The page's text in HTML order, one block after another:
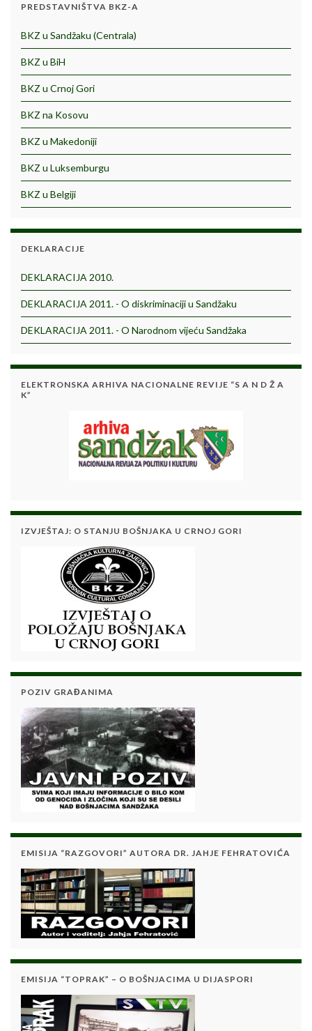
PREDSTAVNIŠTVA BKZ-A
BKZ u Sandžaku (Centrala)
BKZ u BiH
BKZ u Crnoj Gori
BKZ na Kosovu
BKZ u Makedoniji
BKZ u Luksemburgu
BKZ u Belgiji
DEKLARACIJE
DEKLARACIJA 2010.
DEKLARACIJA 2011. - O diskriminaciji u Sandžaku
DEKLARACIJA 2011. - O Narodnom vijeću Sandžaka
ELEKTRONSKA ARHIVA NACIONALNE REVIJE “S A N D Ž A
K”
IZVJEŠTAJ: O STANJU BOŠNJAKA U CRNOJ GORI
POZIV GRAĐANIMA
EMISIJA “RAZGOVORI” AUTORA DR. JAHJE FEHRATOVIĆA
EMISIJA “TOPRAK” – O BOŠNJACIMA U DIJASPORI